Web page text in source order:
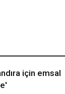
için emsal